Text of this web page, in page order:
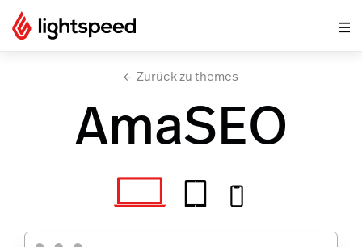
Zurück zu themes
AmaSEO